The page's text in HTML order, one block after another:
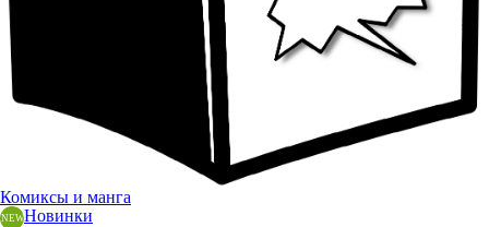
Комиксы и манга
Новинки